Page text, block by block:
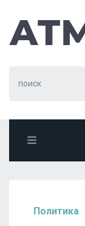
Политика